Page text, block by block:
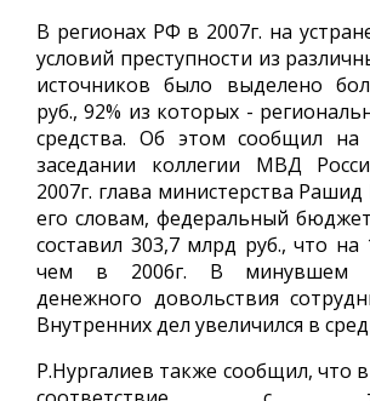
В регионах РФ в 2007г. на
условий преступности из
источников было выделено
руб., 92% из которых -
средства. Об этом сообщил на
заседании коллегии МВД
2007г. глава министерства
его словам, федеральный
составил 303,7 млрд руб., что на
чем в 2006г. В минувшем
денежного довольствия
Внутренних дел увеличился в
Р.Нургалиев также сообщил, что в